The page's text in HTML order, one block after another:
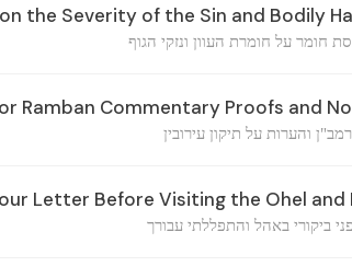
the Severity of the Sin and Bodily
חומר על חומרת העוון ונזקי הגוף
Ramban Commentary Proofs and
והערות על תיקון עירובין
Letter Before Visiting the Ohel and
ביקורי באהל והתפללתי עבורך